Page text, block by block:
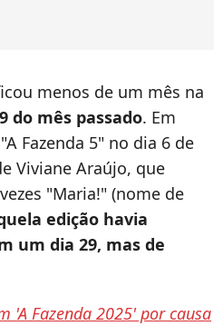
menos de um mês na
do mês passado. Em
Fazenda 5" no dia 6 de
Viviane Araújo, que
"Maria!" (nome de
edição havia
um dia 29, mas de
'A Fazenda 2025' por causa